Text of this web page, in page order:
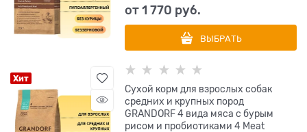
от1 770 руб.
ВЫБРАТЬ
Хит
Сухой корм для взрослых собак
средних и крупных пород
GRANDORF 4 вида мяса с бурым
рисом и пробиотиками 4 Meat